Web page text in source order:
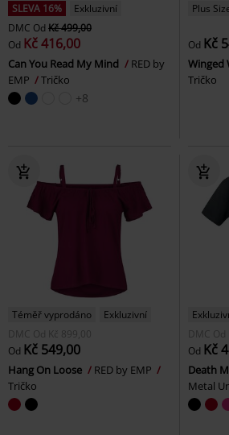
SLEVA 16%
Exkluzivní
DMC Od Kč 499,00
Od Kč 416,00
Can You Read My Mind
RED by
EMP
Tričko
+8
Plus
Od Kč
Winged
Tričko
Téměř vyprodáno
Exkluzivní
DMC Od Kč 899,00
Od Kč 549,00
Hang On Loose
RED by EMP
Tričko
DMC Od
Od Kč
Death
Metal